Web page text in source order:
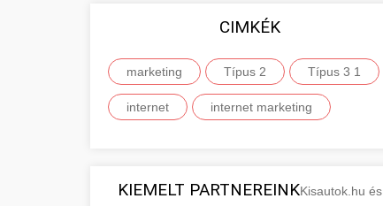
CIMKÉK
marketing Típus 2 Típus 3 1
internet internet marketing
KIEMELT PARTNEREINKKisautok.hu és